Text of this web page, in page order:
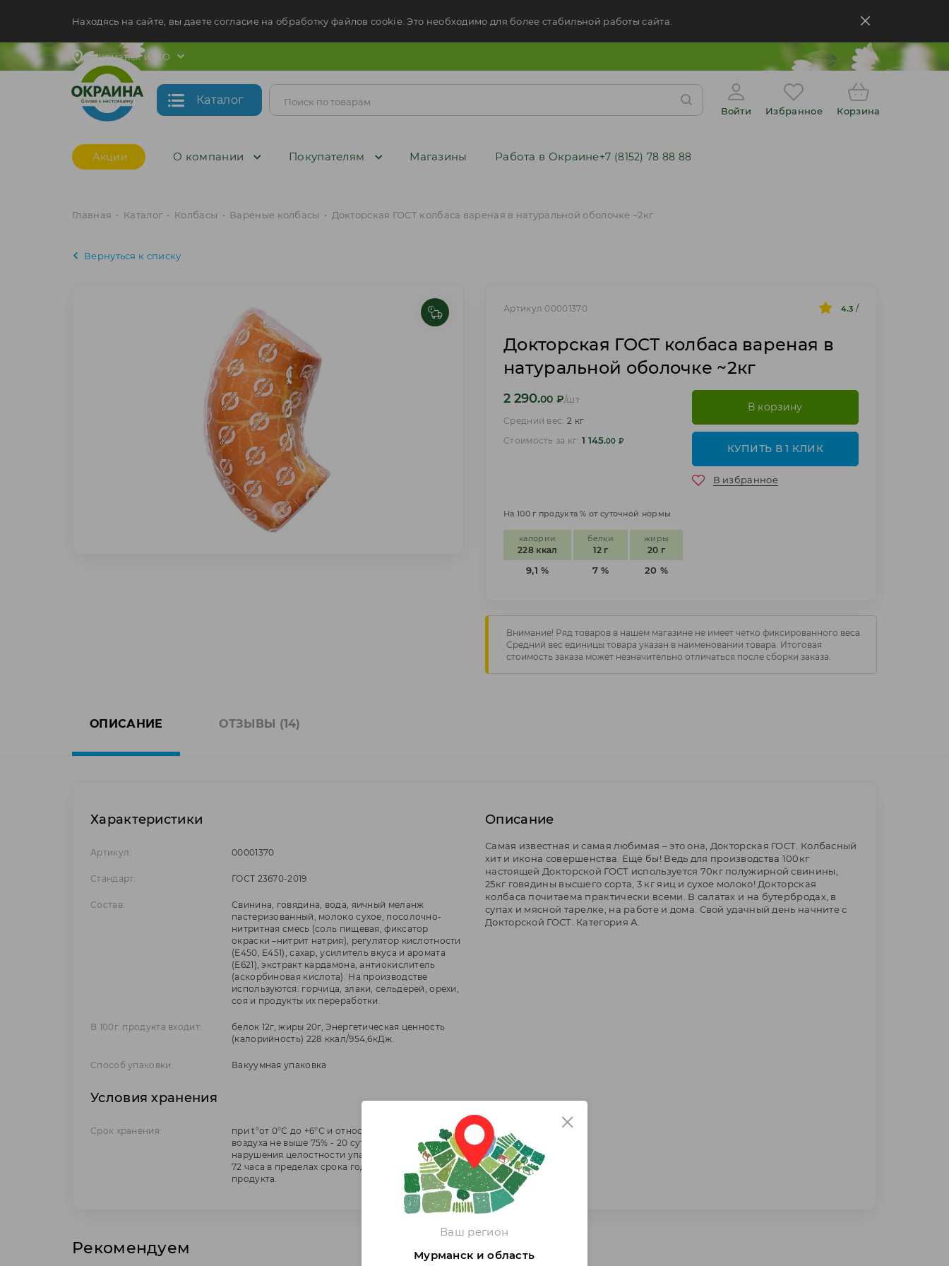
Ваш регион
Мурманск и область
Находясь на сайте, вы даете согласие на обработку файлов cookie. Это необходимо для более стабильной работы сайта.
Мурманск и МО
Каталог
Войти Избранное Корзина
Акции О компании Покупателям Магазины Работа в Окраине+7 (8152) 78 88 88
Главная • Каталог • Колбасы • Вареные колбасы • Докторская ГОСТ колбаса вареная в натуральной оболочке ~2кг
Вернуться к списку
Артикул 00001370 4.3 /
Докторская ГОСТ колбаса вареная в
натуральной оболочке ~2кг
2 290.00 ₽/шт
Средний вес: 2 кг
Стоимость за кг:1 145.00 ₽
В корзину
КУПИТЬ В 1 КЛИК
В избранное
На 100 г продукта % от суточной нормы
калории
228 ккал
9,1 %
белки
12 г
7 %
жиры
20 г
20 %
Внимание! Ряд товаров в нашем магазине не имеет четко фиксированного веса.
Средний вес единицы товара указан в наименовании товара. Итоговая
стоимость заказа может незначительно отличаться после сборки заказа.
ОПИСАНИЕ ОТЗЫВЫ (14)
Характеристики
Артикул: 00001370
Стандарт: ГОСТ 23670-2019
Состав:
Свинина, говядина, вода, яичный меланж
пастеризованный, молоко сухое, посолочно-
нитритная смесь (соль пищевая, фиксатор
окраски –нитрит натрия), регулятор кислотности
(Е450, Е451), сахар, усилитель вкуса и аромата
(Е621), экстракт кардамона, антиокислитель
(аскорбиновая кислота). На производстве
используются: горчица, злаки, сельдерей, орехи,
соя и продукты их переработки.
В 100г. продукта входит:
белок 12г, жиры 20г, Энергетическая ценность
(калорийность) 228 ккал/954,6кДж.
Способ упаковки: Вакуумная упаковка
Условия хранения
Срок хранения:
при t°от 0°С до +6°С и относительной влажности
воздуха не выше 75% - 20 суток. После
нарушения целостности упаковки срок годности
72 часа в пределах срока годности упакованного
продукта.
Описание
Самая известная и самая любимая – это она, Докторская ГОСТ. Колбасный
хит и икона совершенства. Ещё бы! Ведь для производства 100кг
настоящей Докторской ГОСТ используется 70кг полужирной свинины,
25кг говядины высшего сорта, 3 кг яиц и сухое молоко! Докторская
колбаса почитаема практически всеми. В салатах и на бутербродах, в
супах и мясной тарелке, на работе и дома. Свой удачный день начните с
Докторской ГОСТ. Категория А.
Рекомендуем